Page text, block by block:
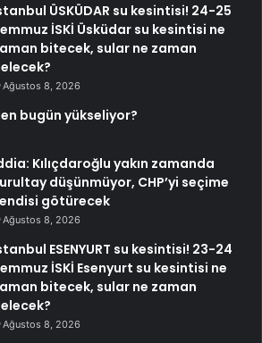
ÜSKÜDAR su kesintisi! 24-25
İSKİ Üsküdar su kesintisi ne
bitecek, sular ne zaman
Ağustos 8, 2026
bugün yükseliyor?
Kılıçdaroğlu yakın zamanda
düşünmüyor, CHP’yi seçime
götürecek
Ağustos 8, 2026
ESENYURT su kesintisi! 23-24
İSKİ Esenyurt su kesintisi ne
bitecek, sular ne zaman
Ağustos 8, 2026